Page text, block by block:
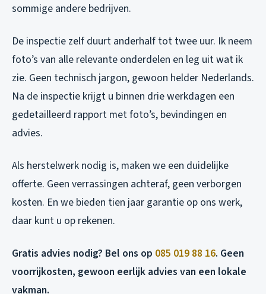
sommige andere bedrijven.
De inspectie zelf duurt anderhalf tot twee uur. Ik neem
foto’s van alle relevante onderdelen en leg uit wat ik
zie. Geen technisch jargon, gewoon helder Nederlands.
Na de inspectie krijgt u binnen drie werkdagen een
gedetailleerd rapport met foto’s, bevindingen en
advies.
Als herstelwerk nodig is, maken we een duidelijke
offerte. Geen verrassingen achteraf, geen verborgen
kosten. En we bieden tien jaar garantie op ons werk,
daar kunt u op rekenen.
Gratis advies nodig? Bel ons op 085 019 88 16. Geen
voorrijkosten, gewoon eerlijk advies van een lokale
vakman.